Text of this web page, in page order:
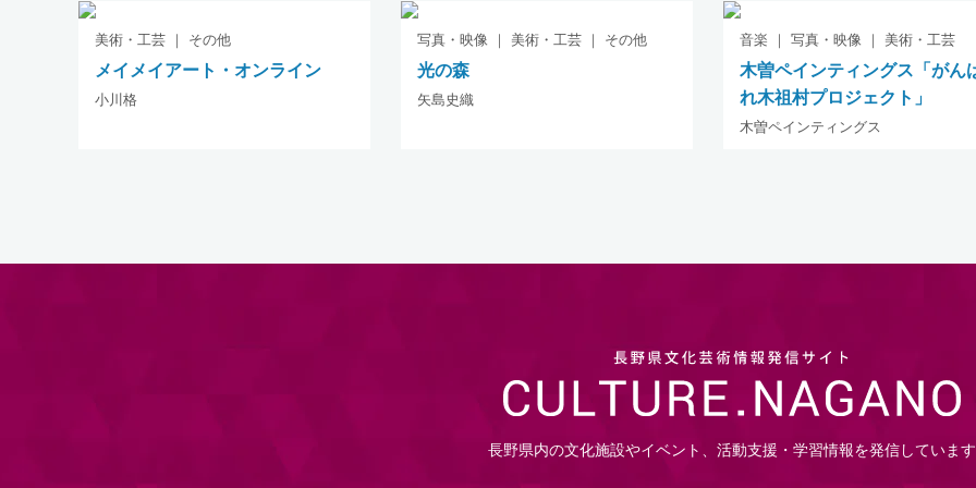
美術・工芸 ｜ その他
メイメイアート・オンライン
小川格
写真・映像 ｜ 美術・工芸 ｜ その他
光の森
矢島史織
音楽 ｜ 写真・映像 ｜ 美術・工芸
木曽ペインティングス「がん
れ木祖村プロジェクト」
木曽ペインティングス
長野県内の文化施設やイベント、活動支援・学習情報を発信しています